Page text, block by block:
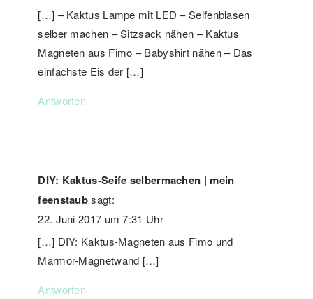
[…] – Kaktus Lampe mit LED – Seifenblasen
selber machen – Sitzsack nähen – Kaktus
Magneten aus Fimo – Babyshirt nähen – Das
einfachste Eis der […]
Antworten
DIY: Kaktus-Seife selbermachen | mein
feenstaub sagt:
22. Juni 2017 um 7:31 Uhr
[…] DIY: Kaktus-Magneten aus Fimo und
Marmor-Magnetwand […]
Antworten